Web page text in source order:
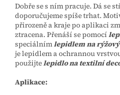
Dobře se s ním pracuje. Dá se
doporučujeme spíše trhat.
přirozeně a kraje po aplikaci
ztracena. Přenáší se pomocí
speciálnímlepidlem na
je lepidlem a ochrannou
použijtelepidlo na textilní
Aplikace: